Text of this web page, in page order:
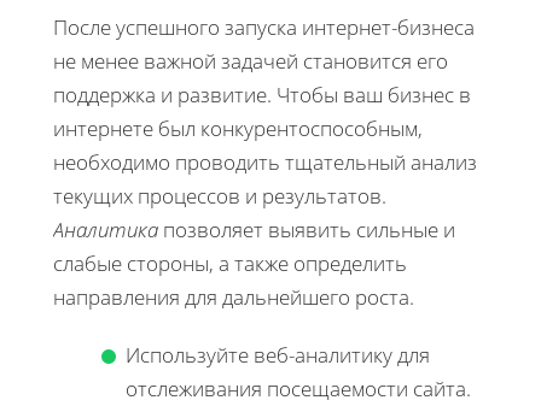
После успешного запуска интернет-бизнеса
не менее важной задачей становится его
поддержка и развитие. Чтобы ваш бизнес в
интернете был конкурентоспособным,
необходимо проводить тщательный анализ
текущих процессов и результатов.
Аналитика позволяет выявить сильные и
слабые стороны, а также определить
направления для дальнейшего роста.
Используйте веб-аналитику для
отслеживания посещаемости сайта.